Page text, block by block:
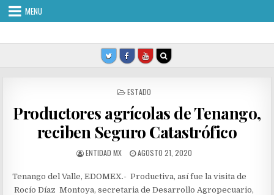
Skip
MENU
POSTED
ESTADO
Productores agrícolas de Tenango,
reciben Seguro Catastrófico
AUTHOR:
ENTIDAD MX
PUBLISHED
AGOSTO 21, 2020
Tenango del Valle, EDOMEX.- Productiva, así fue la visita de
Rocío Díaz Montoya, secretaria de Desarrollo Agropecuario,